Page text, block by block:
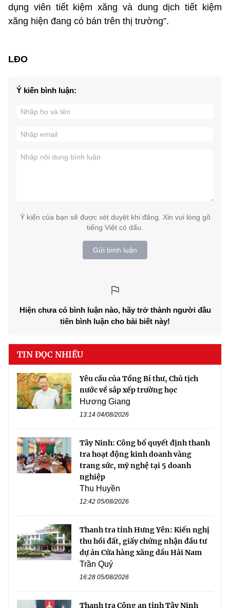
dụng viên tiết kiệm xăng và dung dịch tiết kiệm
xăng hiện đang có bán trên thị trường”.
LĐO
Ý kiến bình luận:
Ý kiến của bạn sẽ được xét duyệt khi đăng. Xin vui lòng gõ
tiếng Việt có dấu.
Gửi bình luận
Hiện chưa có bình luận nào, hãy trở thành người đầu
tiên bình luận cho bài biết này!
TIN ĐỌC NHIỀU
Yêu cầu của Tổng Bí thư, Chủ tịch
nước về sắp xếp trường học
Hương Giang
13:14 04/08/2026
Tây Ninh: Công bố quyết định thanh
tra hoạt động kinh doanh vàng
trang sức, mỹ nghệ tại 5 doanh
nghiệp
Thu Huyền
12:42 05/08/2026
Thanh tra tỉnh Hưng Yên: Kiến nghị
thu hồi đất, giấy chứng nhận đầu tư
dự án Cửa hàng xăng dầu Hải Nam
Trần Quý
16:28 05/08/2026
Thanh tra Công an tỉnh Tây Ninh